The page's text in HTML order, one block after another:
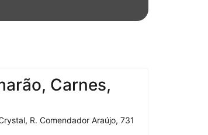
Carnes,
R. Comendador Araújo, 731